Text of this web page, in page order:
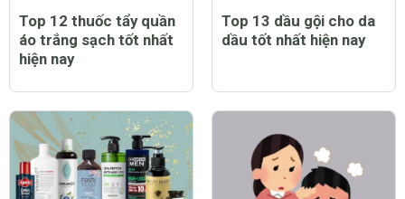
Top 12 thuốc tẩy quần
áo trắng sạch tốt nhất
hiện nay
Top 13 dầu gội cho da
dầu tốt nhất hiện nay